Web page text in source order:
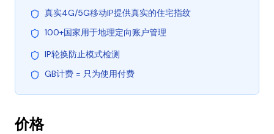
真实4G/5G移动IP提供真实的住宅指纹
100+国家用于地理定向账户管理
IP轮换防止模式检测
GB计费 = 只为使用付费
价格